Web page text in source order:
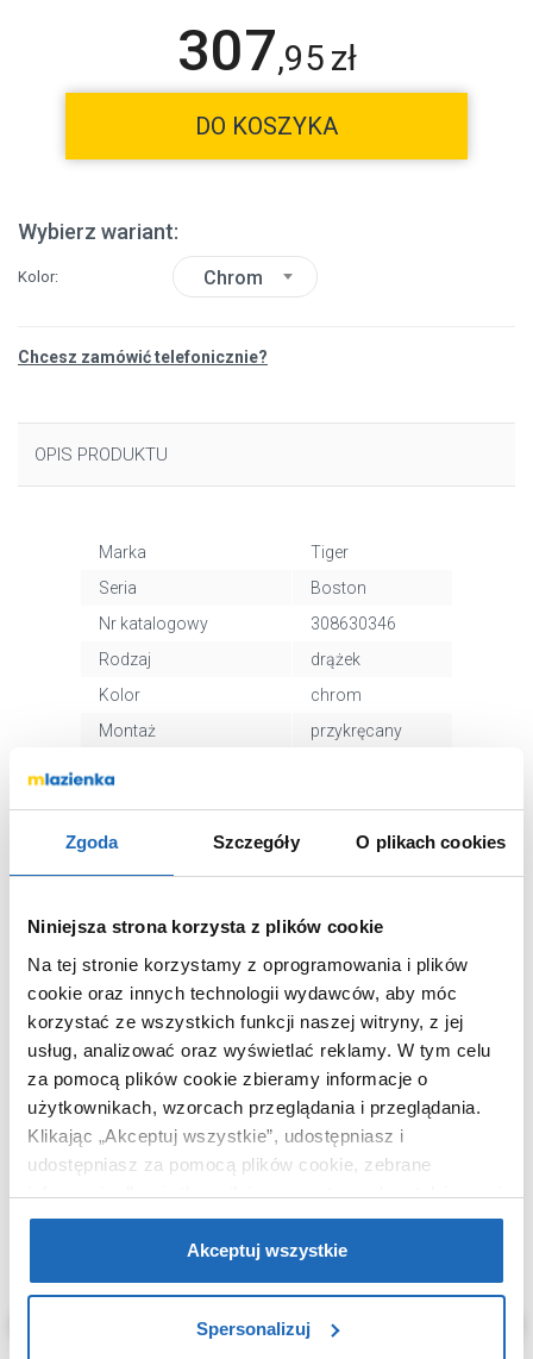
Zgoda Szczegóły O plikach cookies
Niniejsza strona korzysta z plików cookie
Na tej stronie korzystamy z oprogramowania i plików
cookie oraz innych technologii wydawców, aby móc
korzystać ze wszystkich funkcji naszej witryny, z jej
usług, analizować oraz wyświetlać reklamy. W tym celu
za pomocą plików cookie zbieramy informacje o
użytkownikach, wzorcach przeglądania i przeglądania.
Klikając „Akceptuj wszystkie”, udostępniasz i
udostępniasz za pomocą plików cookie, zebrane
informacje dla użytkowników zewnętrznych, a także nasi
partnerzy reklamowi.Jeśli chcesz, włącz „Tylko
wymagane pliki cookie”.Pamiętaj jednak, że
zablokowane niektóre pliki cookie mogą mieć wpływ na
Akceptuj wszystkie
Spersonalizuj
307,95 zł
DO KOSZYKA
Wybierz wariant:
Kolor Chrom
Chcesz zamówić telefonicznie?
OPIS PRODUKTU
Marka
Tiger
Seria
Boston
Nr katalogowy
308630346
Rodzaj
drążek
Kolor
chrom
Montaż
przykręcany
KUPOWANE Z